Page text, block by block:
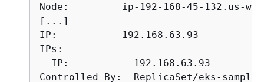
Node:         ip-192-168-45-132.us-
[...]
IP:           192.168.63.93
IPs:
  IP:           192.168.63.93
Controlled By:  ReplicaSet/eks-sample-